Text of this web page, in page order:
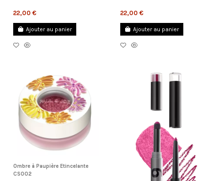
22,00 €
Ajouter au panier
22,00 €
Ajouter au panier
Ombre à Paupière Etincelante
CS002